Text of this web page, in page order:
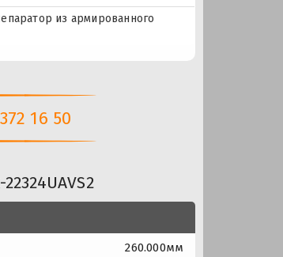
из армированного
16 50
260.000мм